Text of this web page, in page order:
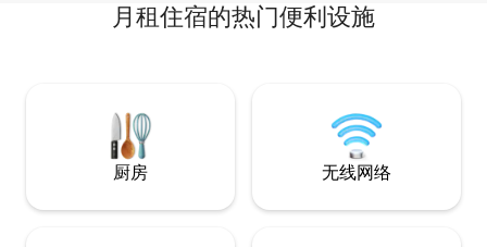
月租住宿的热门便利设施
厨房 无线网络